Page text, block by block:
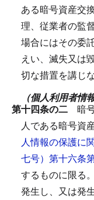
ある暗号資産交
理、従業者の監
場合にはその委
えい、滅失又は
切な措置を講じ
（個人利用者情
第十四条の二 暗
人である暗号資
人情報の保護に
七号）第十六条
するものに限る
発生し、又は発